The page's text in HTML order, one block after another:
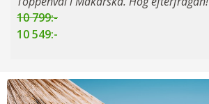
10 799:-
10 549:-